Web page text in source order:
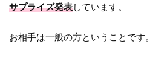
サプライズ発表しています。
お相手は一般の方ということです。